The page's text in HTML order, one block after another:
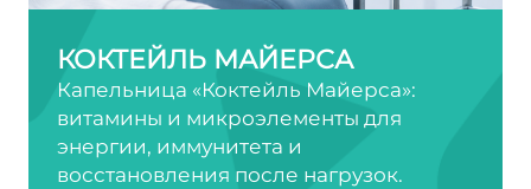
КОКТЕЙЛЬ МАЙЕРСА
Капельница «Коктейль Майерса»:
витамины и микроэлементы для
энергии, иммунитета и
восстановления после нагрузок.